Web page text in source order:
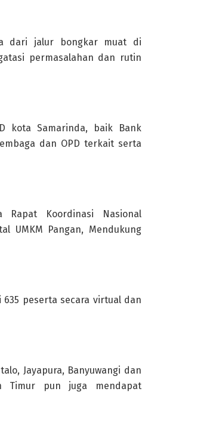
dari jalur bongkar muat di
permasalahan dan rutin
kota Samarinda, baik Bank
dan OPD terkait serta
Rapat Koordinasi Nasional
UMKM Pangan, Mendukung
peserta secara virtual dan
Jayapura, Banyuwangi dan
Timur pun juga mendapat